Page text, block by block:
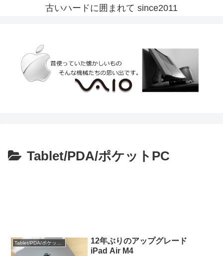
古いハードに囲まれて since2011
Tablet/PDA/ポケットPC
Tablet/PDA/ポケットPC
12年ぶりのアップグレード
iPad Air M4